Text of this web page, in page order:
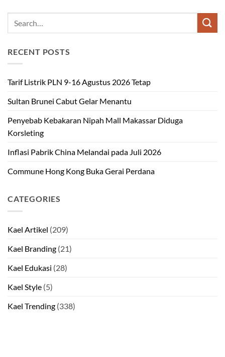
RECENT POSTS
Tarif Listrik PLN 9-16 Agustus 2026 Tetap
Sultan Brunei Cabut Gelar Menantu
Penyebab Kebakaran Nipah Mall Makassar Diduga
Korsleting
Inflasi Pabrik China Melandai pada Juli 2026
Commune Hong Kong Buka Gerai Perdana
CATEGORIES
Kael Artikel (209)
Kael Branding (21)
Kael Edukasi (28)
Kael Style (5)
Kael Trending (338)